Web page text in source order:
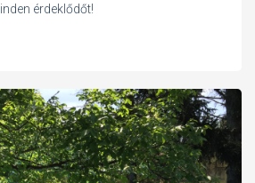
érdeklődőt!